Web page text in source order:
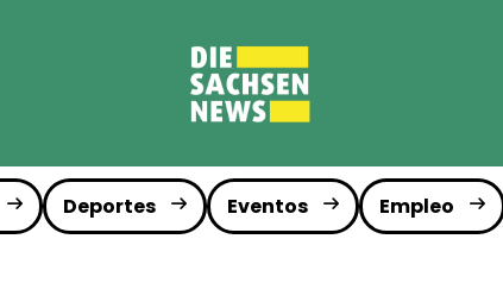
Deportes Eventos Empleo